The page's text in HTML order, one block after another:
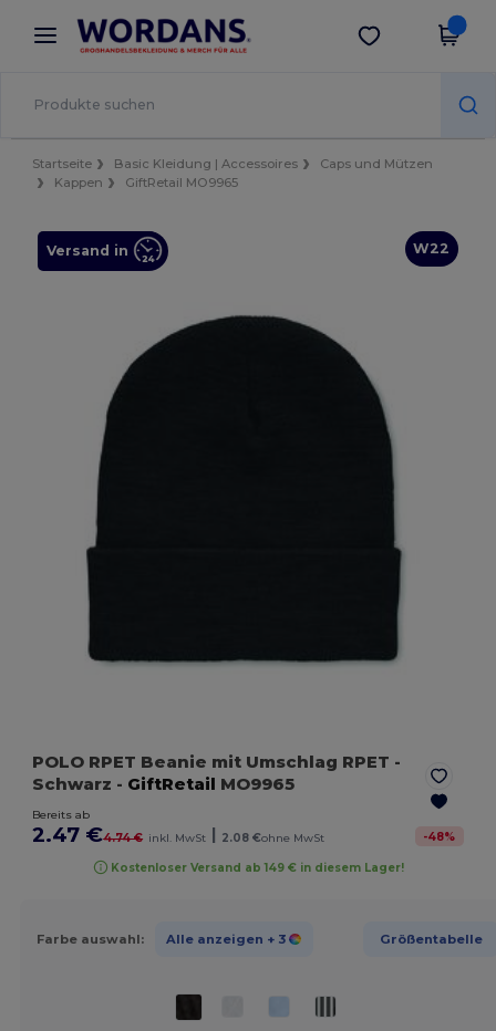
× Wordans App
Bessere Preise in der App!
App holen
Startseite Basic Kleidung | Accessoires
Caps und Mützen
Kappen
GiftRetail MO9965
W22
Versand in
POLO RPET Beanie mit Umschlag RPET -
Schwarz - GiftRetail MO9965
Bereits ab
2.47 €4.74 € inkl. MwSt | 2.08 €ohne MwSt -48%
Kostenloser Versand ab 149 € in diesem Lager!
Farbe auswahl: Alle anzeigen + 3 Größentabelle